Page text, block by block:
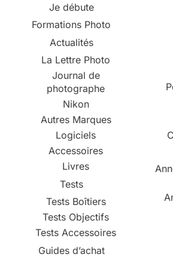
Je débute
Formations Photo
Actualités
La Lettre Photo
Journal de
photographe
Nikon
Autres Marques
Logiciels
Accessoires
Livres
Tests
Tests Boîtiers
Tests Objectifs
Tests Accessoires
Guides d’achat